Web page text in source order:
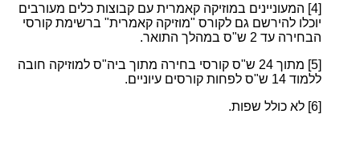
[4]
המעוניינים במוזיקה קאמרית עם קבוצות כלים מעורבים
יוכלו להירשם גם לקורס "מוזיקה קאמרית" ברשימת קורסי
הבחירה עד 2 ש"ס במהלך התואר.
[5]
מתוך 24 ש"ס קורסי בחירה מתוך ביה"ס למוזיקה חובה
ללמוד 14 ש"ס לפחות קורסים עיוניים.
[6]
לא כולל שפות.